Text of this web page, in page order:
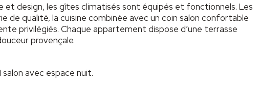
et design, les gîtes climatisés sont équipés et fonctionnels. Les
de qualité, la cuisine combinée avec un coin salon confortable
privilégiés. Chaque appartement dispose d’une terrasse
provençale.
salon avec espace nuit.